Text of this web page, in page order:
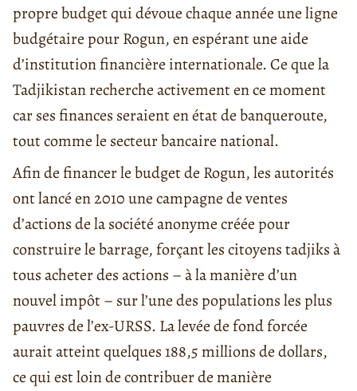
propre budget qui dévoue chaque année une ligne
budgétaire pour Rogun, en espérant une aide
d’institution financière internationale. Ce que la
Tadjikistan recherche activement en ce moment
car ses finances seraient en état de banqueroute,
tout comme le secteur bancaire national.
Afin de financer le budget de Rogun, les autorités
ont lancé en 2010 une campagne de ventes
d’actions de la société anonyme créée pour
construire le barrage, forçant les citoyens tadjiks à
tous acheter des actions – à la manière d’un
nouvel impôt – sur l’une des populations les plus
pauvres de l’ex-URSS. La levée de fond forcée
aurait atteint quelques 188,5 millions de dollars,
ce qui est loin de contribuer de manière